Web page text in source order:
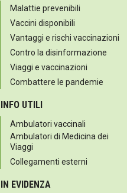
Malattie prevenibili
Vaccini disponibili
Vantaggi e rischi vaccinazioni
Contro la disinformazione
Viaggi e vaccinazioni
Combattere le pandemie
INFO UTILI
Ambulatori vaccinali
Ambulatori di Medicina dei
Viaggi
Collegamenti esterni
IN EVIDENZA